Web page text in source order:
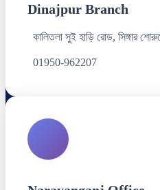
Dinajpur Branch
কালিতলা সুই হাড়ি রোড, সিঙ্গার
01950-962207